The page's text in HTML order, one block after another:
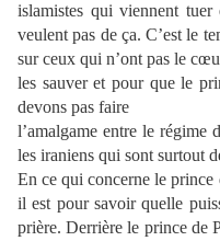
islamistes qui viennent
veulent pas de ça. C’est le
sur ceux qui n’ont pas le
les sauver et pour que le
devons pas faire
l’amalgame entre le régime
les iraniens qui sont surtout
En ce qui concerne le
il est pour savoir quelle
prière. Derrière le prince de